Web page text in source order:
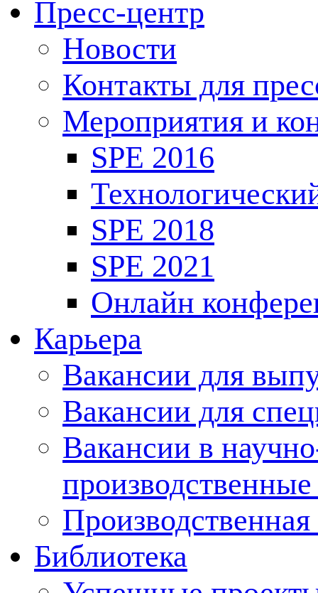
Пресс-центр
Новости
Контакты для
Мероприятия и
SPE 2016
SPE 2018
SPE 2021
Онлайн
Карьера
Вакансии для
Вакансии для
Вакансии в
Производственная
Библиотека